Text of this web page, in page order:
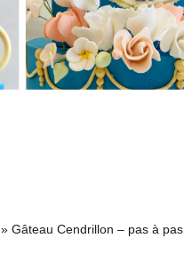
» Gâteau Cendrillon – pas à pas